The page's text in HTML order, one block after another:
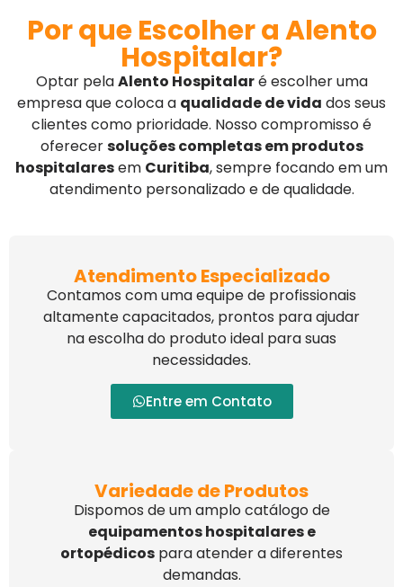
Por que Escolher a Alento
Hospitalar?
Optar pelaAlento Hospitalaré escolher uma
empresa que coloca a qualidade de vida dos seus
clientes como prioridade. Nosso compromisso é
oferecersoluções completas em produtos
hospitalaresem Curitiba, sempre focando em um
atendimento personalizado e de qualidade.
Atendimento Especializado
Contamos com uma equipe de profissionais
altamente capacitados, prontos para ajudar
na escolha do produto ideal para suas
necessidades.
Entre em Contato
Variedade de Produtos
Dispomos de um amplo catálogo de
equipamentos hospitalares e
ortopédicos para atender a diferentes
demandas.